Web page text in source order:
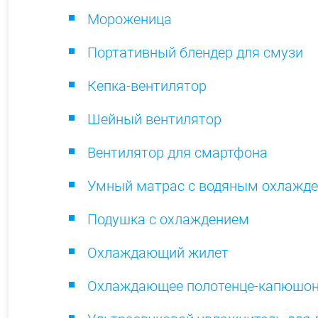
Мороженица
Портативный блендер для смузи
Кепка-вентилятор
Шейный вентилятор
Вентилятор для смартфона
Умный матрас с водяным
Подушка с охлаждением
Охлаждающий жилет
Охлаждающее полотенце-капюшон